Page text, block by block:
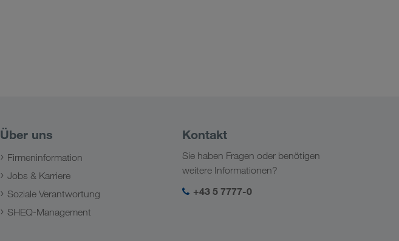
Über uns
Firmeninformation
Jobs & Karriere
Soziale Verantwortung
SHEQ-Management
Kontakt
Sie haben Fragen oder benötigen
weitere Informationen?
+43 5 7777-0